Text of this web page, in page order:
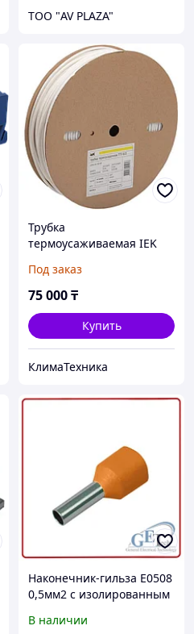
ТОО "AV PLAZA"
Трубка
термоусаживаемая IEK
упак)
Под заказ
75 000₸
Купить
КлимаТехника
Наконечник-гильза E0508
0,5мм2 с изолированным
В наличии